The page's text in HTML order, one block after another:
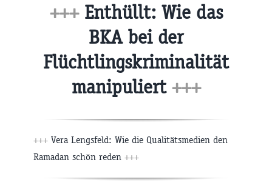
+++ Enthüllt: Wie das
BKA bei der
Flüchtlingskriminalität
manipuliert +++
+++ Vera Lengsfeld: Wie die Qualitätsmedien den
Ramadan schön reden +++